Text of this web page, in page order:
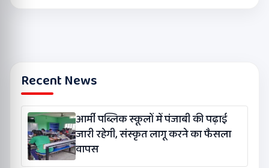
Recent News
आर्मी पब्लिक स्कूलों में पंजाबी की पढ़ाई
जारी रहेगी, संस्कृत लागू करने का फैसला
वापस